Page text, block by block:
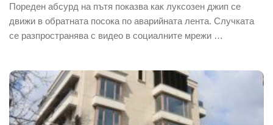
Пореден абсурд на пътя показва как луксозен джип се
движи в обратната посока по аварийната лента. Случката
се разпространява с видео в социалните мрежи …